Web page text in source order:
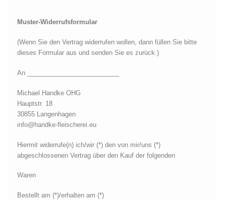
Muster-Widerrufsformular
(Wenn Sie den Vertrag widerrufen wollen, dann füllen Sie bitte
dieses Formular aus und senden Sie es zurück.)
An __________________________
Michael Handke OHG
Hauptstr. 18
30855 Langenhagen
info@handke-fleischerei.eu
Hiermit widerrufe(n) ich/wir (*) den von mir/uns (*)
abgeschlossenen Vertrag über den Kauf der folgenden
Waren
Bestellt am (*)/erhalten am (*)